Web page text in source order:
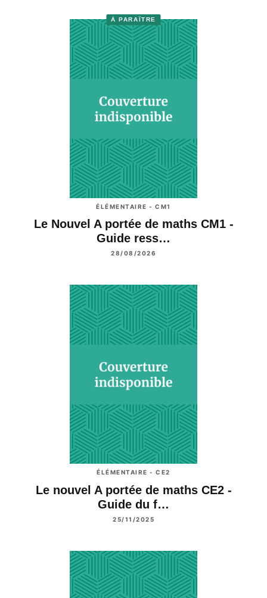
À PARAÎTRE
ÉLÉMENTAIRE - CM1
Le Nouvel A portée de maths CM1 -
Guide ress…
28/08/2026
ÉLÉMENTAIRE - CE2
Le nouvel A portée de maths CE2 -
Guide du f…
25/11/2025